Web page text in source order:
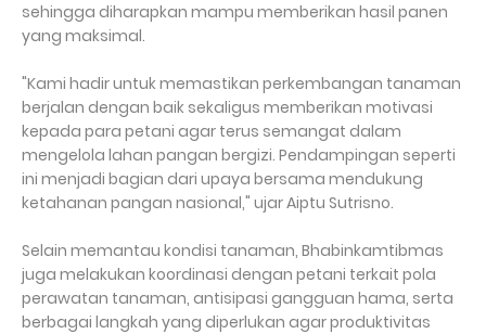
sehingga diharapkan mampu memberikan hasil panen
yang maksimal.
"Kami hadir untuk memastikan perkembangan tanaman
berjalan dengan baik sekaligus memberikan motivasi
kepada para petani agar terus semangat dalam
mengelola lahan pangan bergizi. Pendampingan seperti
ini menjadi bagian dari upaya bersama mendukung
ketahanan pangan nasional," ujar Aiptu Sutrisno.
Selain memantau kondisi tanaman, Bhabinkamtibmas
juga melakukan koordinasi dengan petani terkait pola
perawatan tanaman, antisipasi gangguan hama, serta
berbagai langkah yang diperlukan agar produktivitas